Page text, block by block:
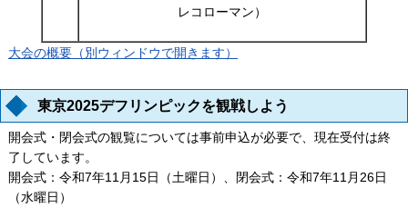
レコローマン）
大会の概要（別ウィンドウで開きます）
東京2025デフリンピックを観戦しよう
開会式・閉会式の観覧については事前申込が必要で、現在受付は終
了しています。
開会式：令和7年11月15日（土曜日）、閉会式：令和7年11月26日
（水曜日）